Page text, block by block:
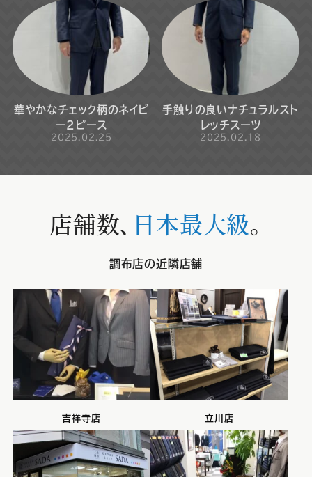
華やかなチェック柄のネイビ
ー2ピース
2025.02.25
手触りの良いナチュラルスト
レッチスーツ
2025.02.18
店舗数、 日本最大級。
調布店の近隣店舗
吉祥寺店 立川店